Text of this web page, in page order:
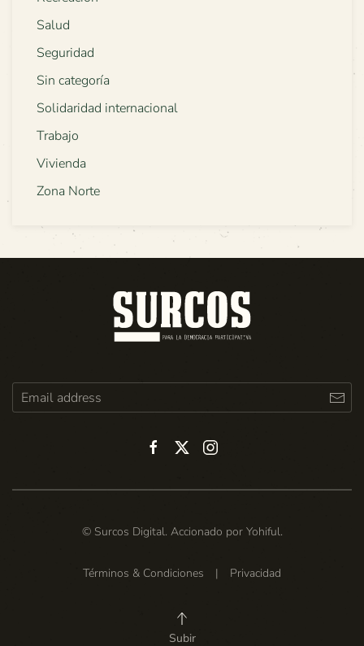
Salud
Seguridad
Sin categoría
Solidaridad internacional
Trabajo
Vivienda
Zona Norte
© Surcos Digital. Accionado por Yohiful.
Términos & Condiciones | Privacidad
Subir